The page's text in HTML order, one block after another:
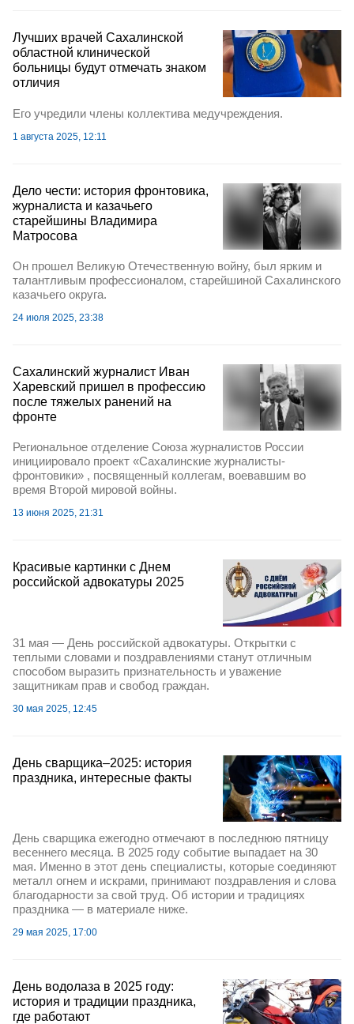
Лучших врачей Сахалинской
областной клинической
больницы будут отмечать знаком
отличия
Его учредили члены коллектива медучреждения.
1 августа 2025, 12:11
Дело чести: история фронтовика,
журналиста и казачьего
старейшины Владимира
Матросова
Он прошел Великую Отечественную войну, был ярким и
талантливым профессионалом, старейшиной Сахалинского
казачьего округа.
24 июля 2025, 23:38
Сахалинский журналист Иван
Харевский пришел в профессию
после тяжелых ранений на
фронте
Региональное отделение Союза журналистов России
инициировало проект «Сахалинские журналисты-
фронтовики» , посвященный коллегам, воевавшим во
время Второй мировой войны.
13 июня 2025, 21:31
Красивые картинки с Днем
российской адвокатуры 2025
31 мая — День российской адвокатуры. Открытки с
теплыми словами и поздравлениями станут отличным
способом выразить признательность и уважение
защитникам прав и свобод граждан.
30 мая 2025, 12:45
День сварщика–2025: история
праздника, интересные факты
День сварщика ежегодно отмечают в последнюю пятницу
весеннего месяца. В 2025 году событие выпадает на 30
мая. Именно в этот день специалисты, которые соединяют
металл огнем и искрами, принимают поздравления и слова
благодарности за свой труд. Об истории и традициях
праздника — в материале ниже.
29 мая 2025, 17:00
День водолаза в 2025 году:
история и традиции праздника,
где работают